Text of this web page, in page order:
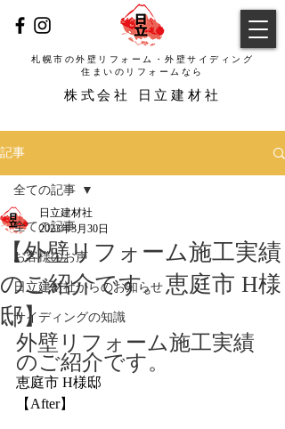
札幌市の外壁リフォーム・外壁サイディング
​株式会社 日立建材社
​住まいのリフォームなら
記事
全ての記事
お客様のお声
日立建材社からのお知らせ
サイディングの知識
全ての記事
【外壁リフォーム施工実績
のご紹介です。恵庭市 H様
邸】
日立建材社
2023年3月30日
外壁リフォーム施工実績
のご紹介です。
恵庭市 H様邸
【After】